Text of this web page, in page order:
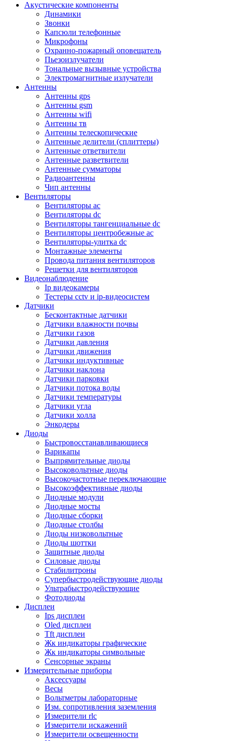
Акустические компоненты
Динамики
Звонки
Капсюли телефонные
Микрофоны
Охранно-пожарный оповещатель
Пьезоизлучатели
Тональные вызывные устройства
Электромагнитные излучатели
Антенны
Антенны gps
Антенны gsm
Антенны wifi
Антенны тв
Антенны телескопические
Антенные делители (сплиттеры)
Антенные ответвители
Антенные разветвители
Антенные сумматоры
Радиоантенны
Чип антенны
Вентиляторы
Вентиляторы ac
Вентиляторы dc
Вентиляторы тангенциальные dc
Вентиляторы центробежные ac
Вентиляторы-улитка dc
Монтажные элементы
Провода питания вентиляторов
Решетки для вентиляторов
Видеонаблюдение
Ip видеокамеры
Тестеры cctv и ip-видеосистем
Датчики
Бесконтактные датчики
Датчики влажности почвы
Датчики газов
Датчики давления
Датчики движения
Датчики индуктивные
Датчики наклона
Датчики парковки
Датчики потока воды
Датчики температуры
Датчики угла
Датчики холла
Энкодеры
Диоды
Быстровосстанавливающиеся
Варикапы
Выпрямительные диоды
Высоковольтные диоды
Высокочастотные переключающие
Высокоэффективные диоды
Диодные модули
Диодные мосты
Диодные сборки
Диодные столбы
Диоды низковольтные
Диоды шоттки
Защитные диоды
Силовые диоды
Стабилитроны
Супербыстродействующие диоды
Ультрабыстродействующие
Фотодиоды
Дисплеи
Ips дисплеи
Oled дисплеи
Tft дисплеи
Жк индикаторы графические
Жк индикаторы символьные
Сенсорные экраны
Измерительные приборы
Аксессуары
Весы
Вольтметры лабораторные
Изм. сопротивления заземления
Измерители rlc
Измерители искажений
Измерители освещенности